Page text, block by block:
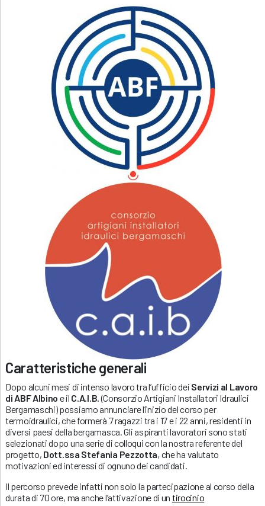
Caratteristiche generali
Dopo alcuni mesi di intenso lavoro tra l’ufficio dei Servizi al Lavoro
di ABF Albino e il C.A.I.B. (Consorzio Artigiani Installatori Idraulici
Bergamaschi) possiamo annunciare l’inizio del corso per
termoidraulici, che formerà 7 ragazzi tra i 17 e i 22 anni, residenti in
diversi paesi della bergamasca. Gli aspiranti lavoratori sono stati
selezionati dopo una serie di colloqui con la nostra referente del
progetto, Dott.ssa Stefania Pezzotta, che ha valutato
motivazioni ed interessi di ognuno dei candidati.
Il percorso prevede infatti non solo la partecipazione al corso della
durata di 70 ore, ma anche l’attivazione di un tirocinio